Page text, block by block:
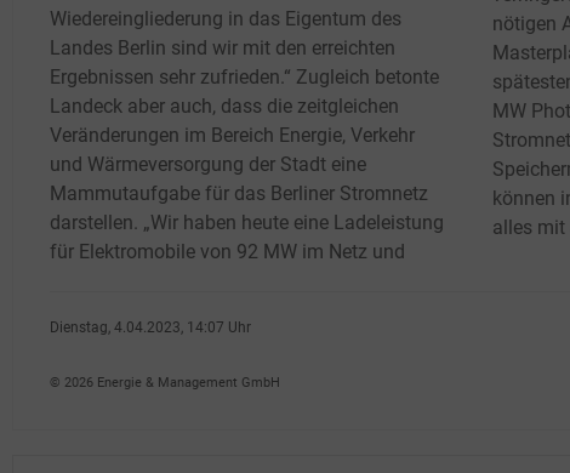
Wiedereingliederung in das Eigentum des
Landes Berlin sind wir mit den erreichten
Ergebnissen sehr zufrieden.“ Zugleich betonte
Landeck aber auch, dass die zeitgleichen
Veränderungen im Bereich Energie, Verkehr
und Wärmeversorgung der Stadt eine
Mammutaufgabe für das Berliner Stromnetz
darstellen. „Wir haben heute eine Ladeleistung
für Elektromobile von 92 MW im Netz und
nötigen
MW
können
alles mit
Dienstag, 4.04.2023, 14:07 Uhr
© 2026 Energie & Management GmbH